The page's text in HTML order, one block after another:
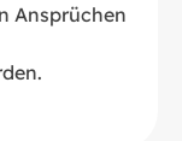
Ansprüchen